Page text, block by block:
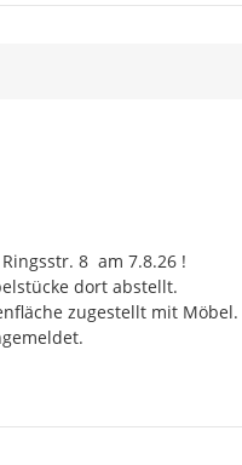
8  am 7.8.26 !
dort abstellt.
zugestellt mit Möbel.